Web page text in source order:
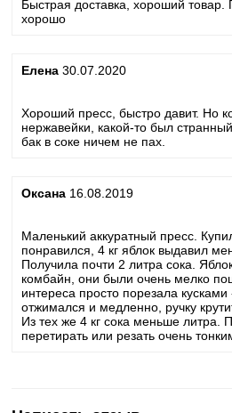
Быстрая доставка, хороший товар.
хорошо
Елена 30.07.2020
Хороший пресс, быстро давит. Но
нержавейки, какой-то был
бак в соке ничем не пах.
Оксана 16.08.2019
Маленький аккуратный пресс.
понравился, 4 кг яблок выдавил
Получила почти 2 литра сока.
комбайн, они были очень мелко
интереса просто порезала
отжимался и медленно, ручку
Из тех же 4 кг сока меньше литра.
перетирать или резать очень